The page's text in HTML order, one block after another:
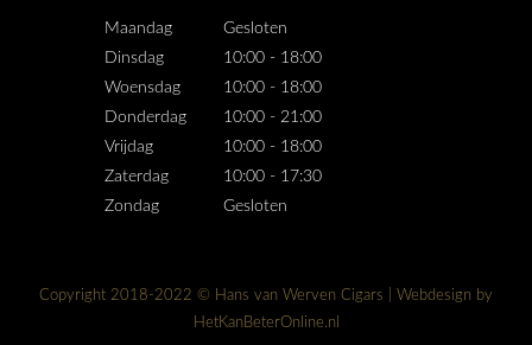
Maandag
Gesloten
Dinsdag
10:00 - 18:00
Woensdag
10:00 - 18:00
Donderdag
10:00 - 21:00
Vrijdag
10:00 - 18:00
Zaterdag
10:00 - 17:30
Zondag
Gesloten
Copyright 2018-2022 © Hans van Werven Cigars | Webdesign by
HetKanBeterOnline.nl